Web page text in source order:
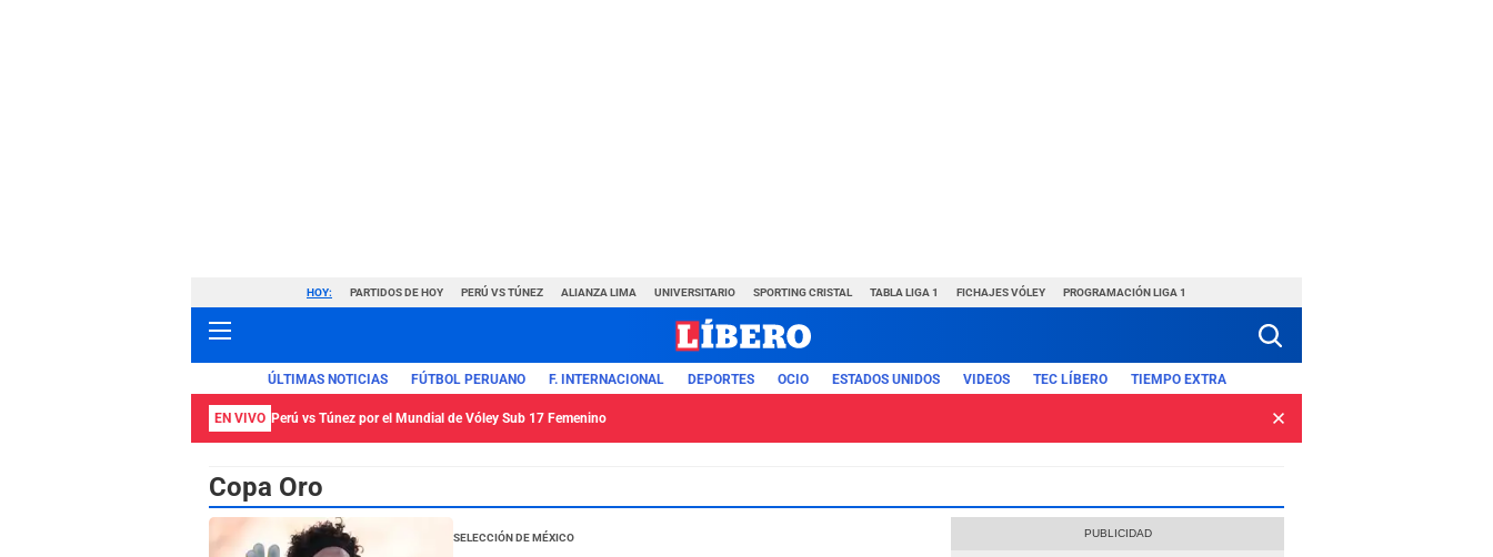
HOY: PARTIDOS DE HOY PERÚ VS TÚNEZ ALIANZA LIMA UNIVERSITARIO SPORTING CRISTAL TABLA LIGA 1 FICHAJES VÓLEY PROGRAMACIÓN LIGA 1
ÚLTIMAS NOTICIAS FÚTBOL PERUANO F. INTERNACIONAL DEPORTES OCIO ESTADOS UNIDOS VIDEOS TEC LÍBERO TIEMPO EXTRA
EN VIVO Perú vs Túnez por el Mundial de Vóley Sub 17 Femenino
Copa Oro
Selección de México